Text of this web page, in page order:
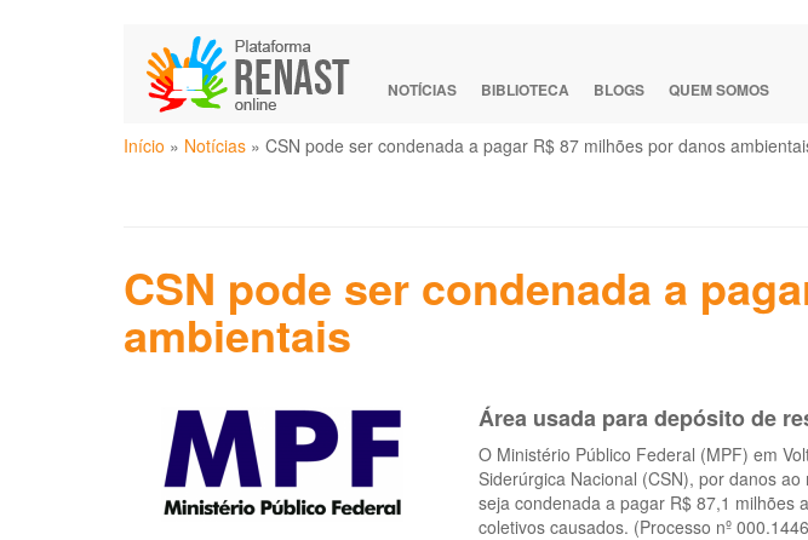
NOTÍCIAS BIBLIOTECA BLOGS QUEM SOMOS
Você
Início » Notícias » CSN pode ser condenada a pagar R$ 87 milhões por danos
CSN pode ser condenada a
ambientais
Área usada para depósito de
O Ministério Público Federal (MPF) em
Siderúrgica Nacional (CSN), por danos
seja condenada a pagar R$ 87,1 milhões
coletivos causados. (Processo nº